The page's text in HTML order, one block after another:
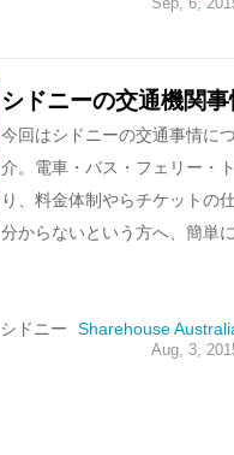
シドニーの交通機関事
今回はシドニーの交通事情に
介。電車・バス・フェリー・
り、料金体制やらチケットの
分からないという方へ、簡単
シドニー Sharehouse
Aug, 3,